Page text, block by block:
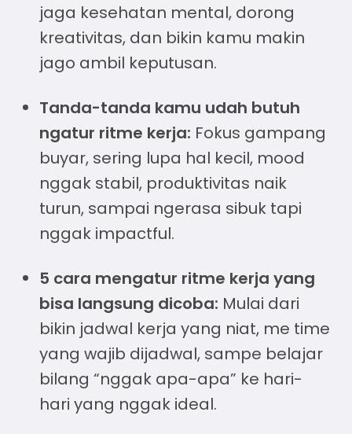
jaga kesehatan mental, dorong
kreativitas, dan bikin kamu makin
jago ambil keputusan.
Tanda-tanda kamu udah butuh
ngatur ritme kerja: Fokus gampang
buyar, sering lupa hal kecil, mood
nggak stabil, produktivitas naik
turun, sampai ngerasa sibuk tapi
nggak impactful.
5 cara mengatur ritme kerja yang
bisa langsung dicoba: Mulai dari
bikin jadwal kerja yang niat, me time
yang wajib dijadwal, sampe belajar
bilang “nggak apa-apa” ke hari-
hari yang nggak ideal.